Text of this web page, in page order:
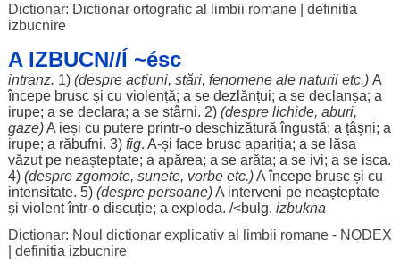
Dictionar: Dictionar ortografic al limbii romane| definitia
izbucnire
A IZBUCN//Í ~ésc
intranz. 1)(despre acțiuni, stări, fenomene ale naturiietc.) A
începe bruscși cu violență; a se dezlănțui; a se declanșa; a
irupe; a se declara; a se stârni. 2)(despre lichide, aburi,
gaze)A ieși cu putereprintr-o deschizătură îngustă; a țâșni; a
irupe; a răbufni. 3)fig. A-și face brusc apariția; a se lăsa
văzutpe neașteptate; a apărea; a se arăta; a se ivi; a se isca.
4)(despre zgomote, sunete, vorbeetc.)Aîncepe bruscși cu
intensitate. 5) (despre persoane)A interveni pe neașteptate
și violentîntr-o discuție; a exploda. /<bulg. izbukna
Dictionar: Noul dictionar explicativ al limbii romane - NODEX
definitia izbucnire